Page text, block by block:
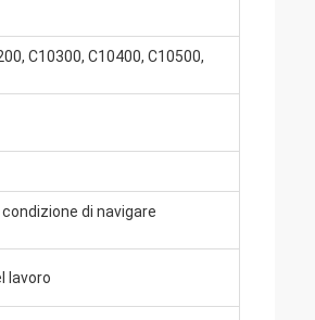
C10300, C10400, C10500,
di navigare
lavoro